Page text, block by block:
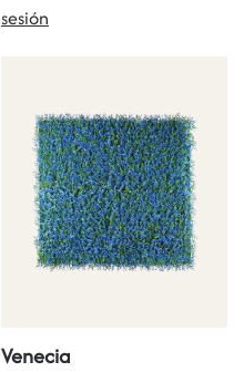
sesión
Venecia